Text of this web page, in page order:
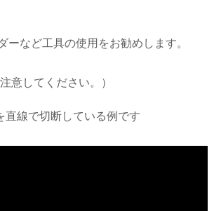
など工具の使用をお勧めします。
意してください。）
直線で切断している例です